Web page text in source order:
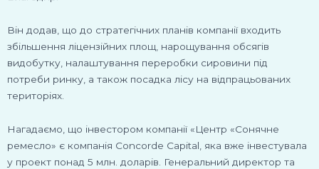
Він додав, що до стратегічних планів компанії входить
збільшення ліцензійних площ, нарощування обсягів
видобутку, налаштування переробки сировини під
потреби ринку, а також посадка лісу на відпрацьованих
територіях.
Нагадаємо, що інвестором компанії «Центр «Сонячне
ремесло» є компанія Concorde Capital, яка вже інвестувала
у проект понад 5 млн. доларів. Генеральний директор та